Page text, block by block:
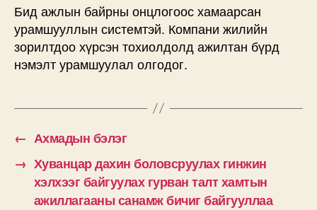
Бид ажлын байрны онцлогоос хамаарсан
урамшууллын системтэй. Компани жилийн
зорилтдоо хүрсэн тохиолдолд ажилтан бүрд
нэмэлт урамшуулал олгодог.
← Ахмадын бэлэг
→ Хуванцар дахин боловсруулах гинжин
хэлхээг байгуулах гурван талт хамтын
ажиллагааны санамж бичиг байгууллаа